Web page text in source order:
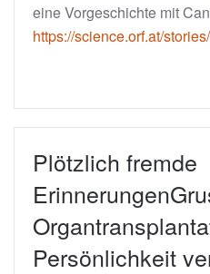
eine Vorgeschichte mit
https://science.orf.at/
Plötzlich fremde
Persönlichkeit